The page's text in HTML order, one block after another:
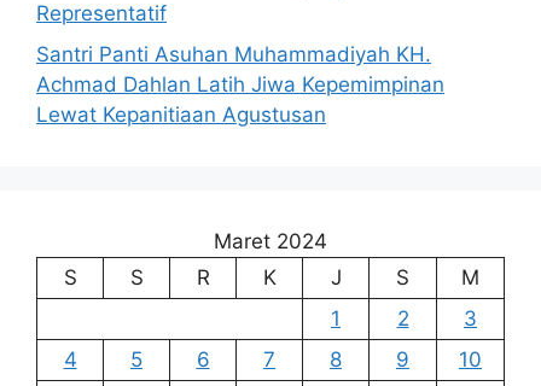
Representatif
Santri Panti Asuhan Muhammadiyah KH.
Achmad Dahlan Latih Jiwa Kepemimpinan
Lewat Kepanitiaan Agustusan
Maret 2024
S
S R K J S
M
1
2
3
4
5 6 7 8 9
10